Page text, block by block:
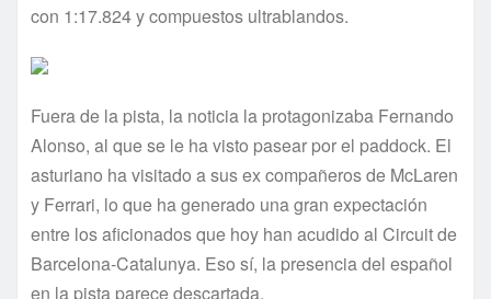
con 1:17.824 y compuestos ultrablandos.
Fuera de la pista, la noticia la protagonizaba Fernando
Alonso, al que se le ha visto pasear por el paddock. El
asturiano ha visitado a sus ex compañeros de McLaren
y Ferrari, lo que ha generado una gran expectación
entre los aficionados que hoy han acudido al Circuit de
Barcelona-Catalunya. Eso sí, la presencia del español
en la pista parece descartada.